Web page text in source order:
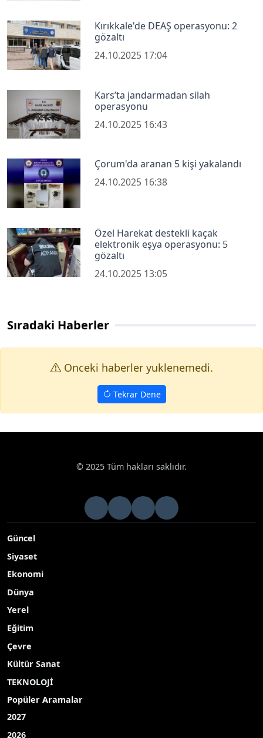
Kırıkkale'de DEAŞ operasyonu: 2
gözaltı
24.10.2025 17:04
Kars’ta jandarmadan silah
operasyonu
24.10.2025 16:43
Çorum'da aranan 5 kişi yakalandı
24.10.2025 16:38
Özel Harekat destekli kaçak
elektronik eşya operasyonu: 5
gözaltı
24.10.2025 13:05
Sıradaki Haberler
Onceki haberler yuklenemedi.
Tekrar Dene
© 2025 Tüm hakları saklıdır.
Güncel
Siyaset
Ekonomi
Dünya
Yerel
Eğitim
Çevre
Kültür Sanat
TEKNOLOJİ
Popüler Aramalar
2027
2026